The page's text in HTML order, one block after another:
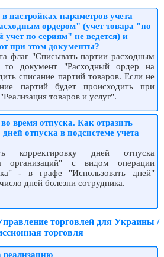
настройках параметров учета
ордером" (учет товара "по
по сериям" не ведется) и
при этом документы?
флаг "Списывать партии расходным
то документ "Расходный ордер на
списание партий товаров. Если не
партий будет происходить при
товаров и услуг".
время отпуска. Как отразить
отпуска в подсистеме учета
корректировку дней отпуска
организаций" с видом операции
- в графе "Использовать дней"
дней болезни сотрудника.
торговлей для Украины /
торговля
реализацию